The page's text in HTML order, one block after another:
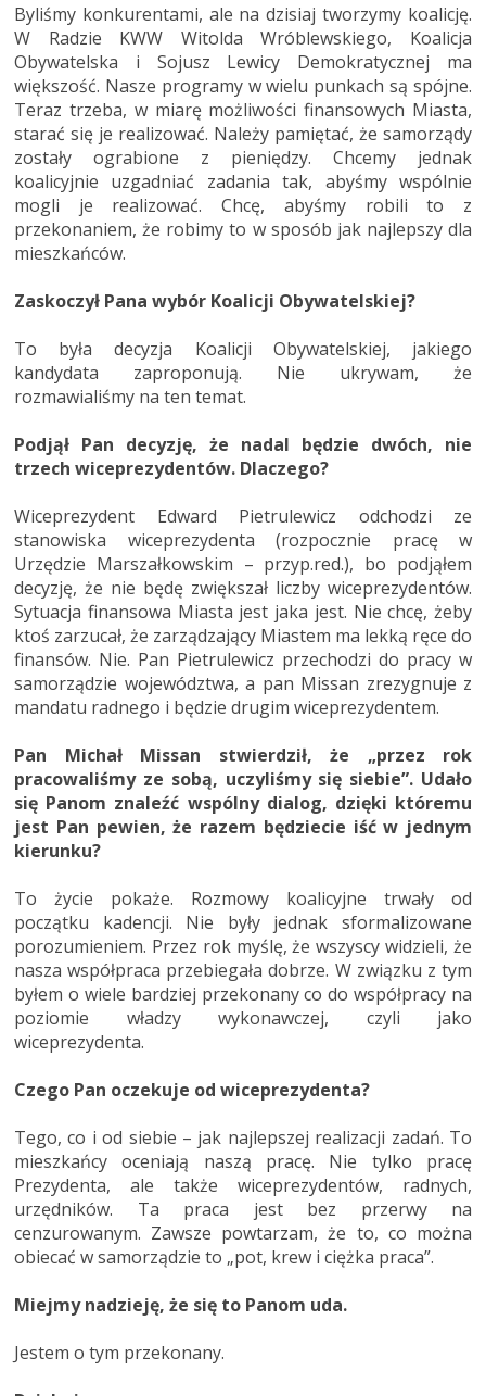
Byliśmy konkurentami, ale na dzisiaj tworzymy koalicję.
W Radzie KWW Witolda Wróblewskiego, Koalicja
Obywatelska i Sojusz Lewicy Demokratycznej ma
większość. Nasze programy w wielu punkach są spójne.
Teraz trzeba, w miarę możliwości finansowych Miasta,
starać się je realizować. Należy pamiętać, że samorządy
zostały ograbione z pieniędzy. Chcemy jednak
koalicyjnie uzgadniać zadania tak, abyśmy wspólnie
mogli je realizować. Chcę, abyśmy robili to z
przekonaniem, że robimy to w sposób jak najlepszy dla
mieszkańców.
Zaskoczył Pana wybór Koalicji Obywatelskiej?
To była decyzja Koalicji Obywatelskiej, jakiego
kandydata zaproponują. Nie ukrywam, że
rozmawialiśmy na ten temat.
Podjął Pan decyzję, że nadal będzie dwóch, nie
trzech wiceprezydentów. Dlaczego?
Wiceprezydent Edward Pietrulewicz odchodzi ze
stanowiska wiceprezydenta (rozpocznie pracę w
Urzędzie Marszałkowskim – przyp.red.), bo podjąłem
decyzję, że nie będę zwiększał liczby wiceprezydentów.
Sytuacja finansowa Miasta jest jaka jest. Nie chcę, żeby
ktoś zarzucał, że zarządzający Miastem ma lekką ręce do
finansów. Nie. Pan Pietrulewicz przechodzi do pracy w
samorządzie województwa, a pan Missan zrezygnuje z
mandatu radnego i będzie drugim wiceprezydentem.
Pan Michał Missan stwierdził, że „przez rok
pracowaliśmy ze sobą, uczyliśmy się siebie”. Udało
się Panom znaleźć wspólny dialog, dzięki któremu
jest Pan pewien, że razem będziecie iść w jednym
kierunku?
To życie pokaże. Rozmowy koalicyjne trwały od
początku kadencji. Nie były jednak sformalizowane
porozumieniem. Przez rok myślę, że wszyscy widzieli, że
nasza współpraca przebiegała dobrze. W związku z tym
byłem o wiele bardziej przekonany co do współpracy na
poziomie władzy wykonawczej, czyli jako
wiceprezydenta.
Czego Pan oczekuje od wiceprezydenta?
Tego, co i od siebie – jak najlepszej realizacji zadań. To
mieszkańcy oceniają naszą pracę. Nie tylko pracę
Prezydenta, ale także wiceprezydentów, radnych,
urzędników. Ta praca jest bez przerwy na
cenzurowanym. Zawsze powtarzam, że to, co można
obiecać w samorządzie to „pot, krew i ciężka praca”.
Miejmy nadzieję, że się to Panom uda.
Jestem o tym przekonany.